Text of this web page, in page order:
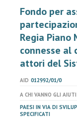
Fondo per
Regia
connesse al
attori del
AID 012992/01/0
A CHI VANNO GLI AIUTI
PAESI IN VIA DI
SPECIFICATI